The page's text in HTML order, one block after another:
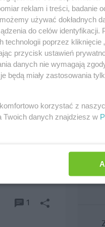
10
1
reklam i treści, badanie
używać dokładnych
do celów identyfikacji.
poprzez kliknięcie
przycisk ustawień
danych nie wymagają
będą miały zastosowania
korzystać z
Twoich danych znajdziesz w